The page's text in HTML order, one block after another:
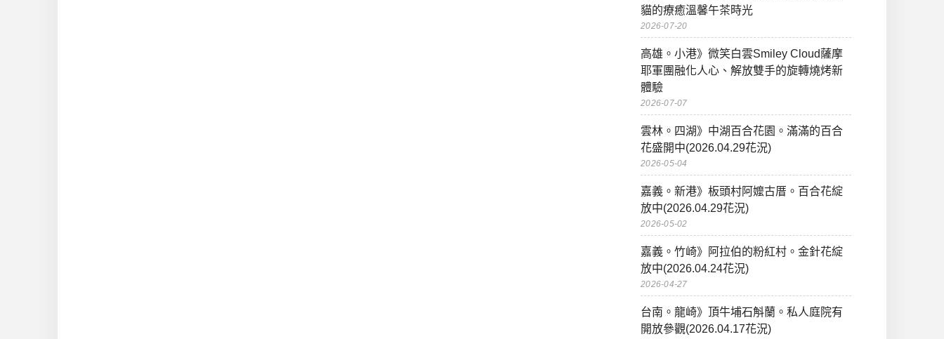
貓的療癒溫馨午茶時光
2026-07-20
高雄。小港》微笑白雲Smiley Cloud薩摩
耶軍團融化人心、解放雙手的旋轉燒烤新
體驗
2026-07-07
雲林。四湖》中湖百合花園。滿滿的百合
花盛開中(2026.04.29花況)
2026-05-04
嘉義。新港》板頭村阿嬤古厝。百合花綻
放中(2026.04.29花況)
2026-05-02
嘉義。竹崎》阿拉伯的粉紅村。金針花綻
放中(2026.04.24花況)
2026-04-27
台南。龍崎》頂牛埔石斛蘭。私人庭院有
開放參觀(2026.04.17花況)